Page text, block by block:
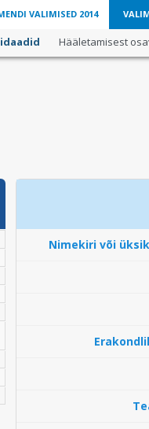
VALIMISED 2014
Hääletamisest
Nimekiri või